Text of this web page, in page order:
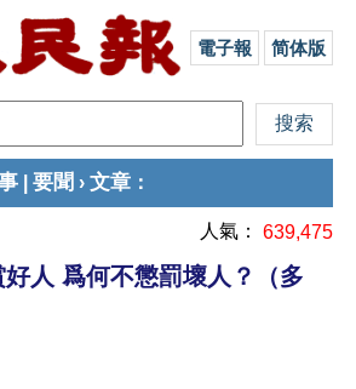
電子報 简体版
要聞 › 文章 ：
人氣： 639,475
人 爲何不懲罰壞人？（多